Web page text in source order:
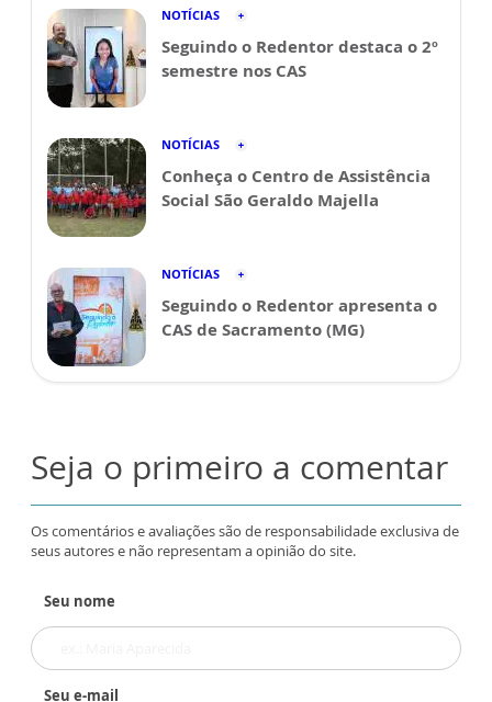
NOTÍCIAS
Seguindo o Redentor destaca o 2º
semestre nos CAS
NOTÍCIAS
Conheça o Centro de Assistência
Social São Geraldo Majella
NOTÍCIAS
Seguindo o Redentor apresenta o
CAS de Sacramento (MG)
Seja o primeiro a comentar
Os comentários e avaliações são de responsabilidade exclusiva de
seus autores e não representam a opinião do site.
Seu nome
Seu e-mail